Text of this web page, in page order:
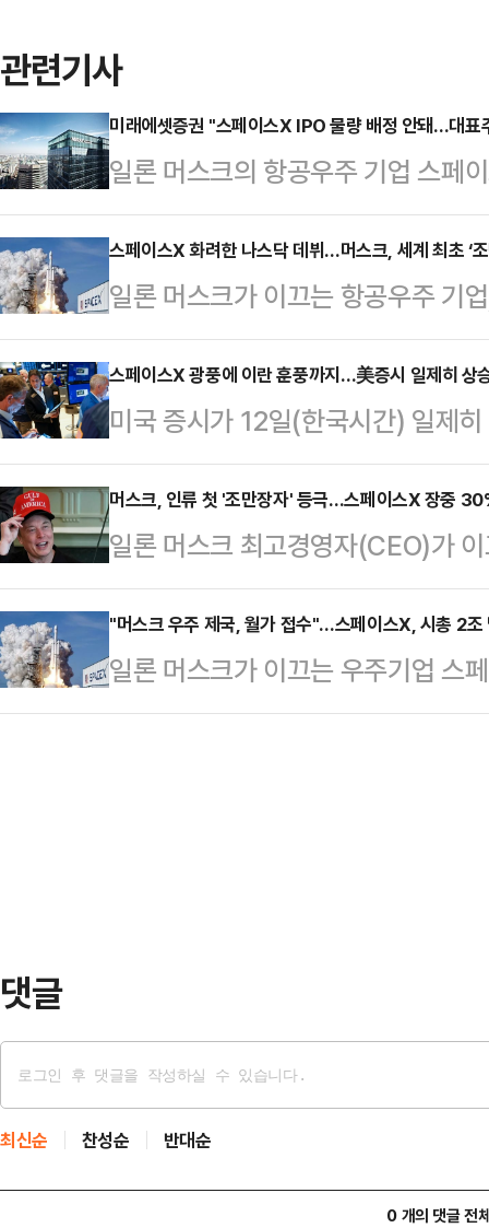
관련기사
미래에셋증권 "스페이스X IPO 물량 배정 안돼…대표
일론 머스크의 항공우주 기업 스페
에 나선 가운데 인수단으로 참여했
것으로 확인됐다.미래에셋증권은
해 국내 전문투자자들을 대상으로
최종 배정 과정에서 미래에셋증권
"고객 대상 주식 배정(Allocation)
는 당초 이번에 매각할 클래스A
4815주를 미래…
스페이스X 화려한 나스닥 데뷔…머스크, 세계 최초 ‘
일론 머스크가 이끄는 항공우주 기
시장에 데뷔했다.12일(현지시간)
페이스X는 나스닥에서 주당
(135달러) 대비 약 19.3% 상승한
솟아 시가총액이 한때 2조2000억
을 일부 반납했다.스페이스X 공모
이 중 기관 투자자 주문액은 2500
러를 …
스페이스X 광풍에 이란 훈풍까지…美증시 일제히 상
미국 증시가 12일(한국시간) 일제히 상승했다. 미국과 이란 간 평화협상 진전
기대감이 커진 데다 사상 최대 기
보이면서 투자심리가 개선됐다.로
면 뉴욕증권거래소에서 전통적인
거래일보다 332.66포인트
위주의 S&P500지수는 36.30포
고, 기술주 중심의 나스닥종합지
머스크, 인류 첫 '조만장자' 등극…스페이스X 장중
일론 머스크 최고경영자(CEO)가
규모 기업공개(IPO)에 성공하며
원)를 돌파했다. 머스크 CEO의 개
되면서 인류 최초의 '조만장자
면 스페이스X는 12일(현지시간)
"머스크 우주 제국, 월가 접수"…스페이스X, 시총 2조
일론 머스크가 이끄는 우주기업 스
시가총액 2조 달러(약 2740조원)
댓글
최신순 찬성순 반대순
0 개의 댓글 전